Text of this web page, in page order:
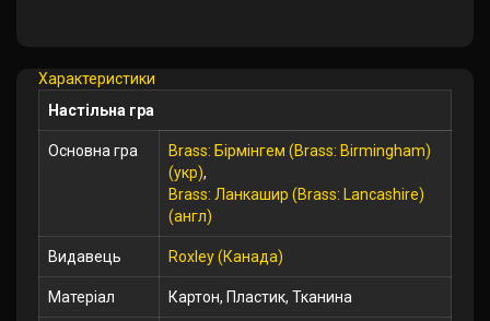
Характеристики
Настільна гра
Основна гра
Brass: Бірмінгем (Brass: Birmingham)
(укр),
Brass: Ланкашир (Brass: Lancashire)
(англ)
Видавець Roxley (Канада)
Матеріал Картон, Пластик, Тканина